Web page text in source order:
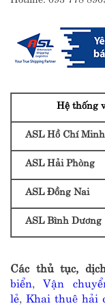
Hệ thống
ASL Hồ Chí Minh
ASL Hải Phòng
ASL Đồng Nai
ASL Bình Dương
Các thủ tục,
biển ,Vận
lẻ Khai thuê hải